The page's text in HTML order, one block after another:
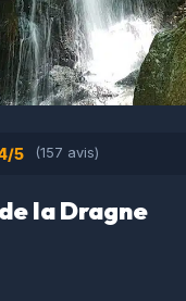
5 (157 avis)
la Dragne